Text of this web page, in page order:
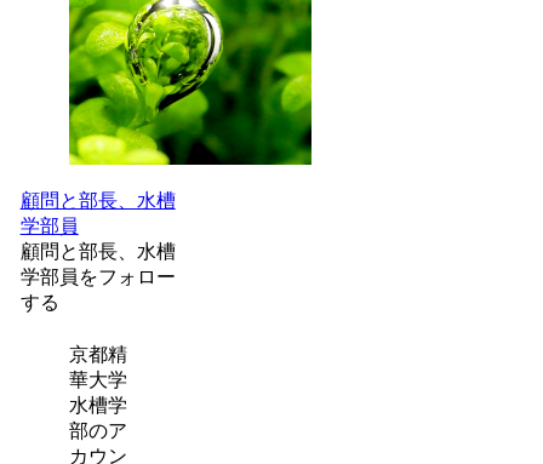
顧問と部長、水槽
学部員
顧問と部長、水槽
学部員をフォロー
する
京都精
華大学
水槽学
部のア
カウン